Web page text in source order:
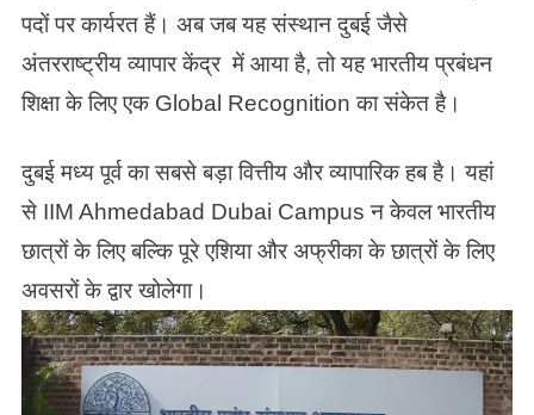
पदों पर कार्यरत हैं। अब जब यह संस्थान दुबई जैसे
अंतरराष्ट्रीय व्यापार केंद्र में आया है, तो यह भारतीय प्रबंधन
शिक्षा के लिए एक Global Recognition का संकेत है।
दुबई मध्य पूर्व का सबसे बड़ा वित्तीय और व्यापारिक हब है। यहां
से IIM Ahmedabad Dubai Campus न केवल भारतीय
छात्रों के लिए बल्कि पूरे एशिया और अफ्रीका के छात्रों के लिए
अवसरों के द्वार खोलेगा।